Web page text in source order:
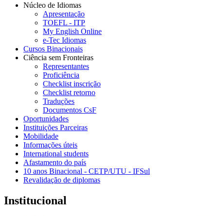
Núcleo de Idiomas
Apresentação
TOEFL - ITP
My English Online
e-Tec Idiomas
Cursos Binacionais
Ciência sem Fronteiras
Representantes
Proficiência
Checklist inscrição
Checklist retorno
Traduções
Documentos CsF
Oportunidades
Instituições Parceiras
Mobilidade
Informações úteis
International students
Afastamento do país
10 anos Binacional - CETP/UTU - IFSul
Revalidação de diplomas
Institucional